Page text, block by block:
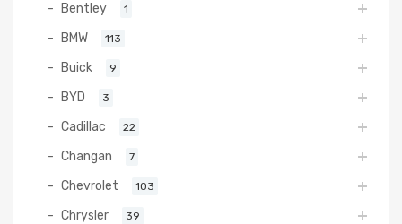
Bentley 1
BMW 113
Buick 9
BYD 3
Cadillac 22
Changan 7
Chevrolet 103
Chrysler 39